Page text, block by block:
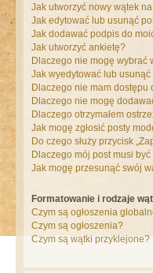
Jak utworzyć nowy wątek
Jak edytować lub usunąć
Jak dodawać podpis do
Jak utworzyć ankietę?
Dlaczego nie mogę wybrać
Jak wyedytować lub
Dlaczego nie mam dostępu
Dlaczego nie mogę
Dlaczego otrzymałem
Jak mogę zgłosić posty
Do czego służy przycisk
Dlaczego mój post musi
Jak mogę przesunąć swój
Formatowanie i rodzaje
Czym są ogłoszenia
Czym są ogłoszenia?
Czym są wątki przyklejone?